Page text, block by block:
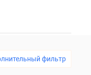
фильтр